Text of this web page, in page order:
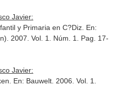
Javier:
y Primaria en C?Diz. En:
. 2007. Vol. 1. Núm. 1. Pag. 17-
Javier:
En: Bauwelt. 2006. Vol. 1.